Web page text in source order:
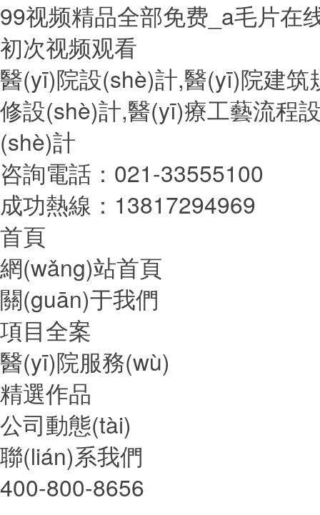
99视频精品全部免费_a毛片在
初次视频观看
醫(yī)院設(shè)計,醫(yī)院建筑
修設(shè)計,醫(yī)療工藝流程
(shè)計
咨詢電話：021-33555100
成功熱線：13817294969
首頁
網(wǎng)站首頁
關(guān)于我們
項目全案
醫(yī)院服務(wù)
精選作品
公司動態(tài)
聯(lián)系我們
400-800-8656